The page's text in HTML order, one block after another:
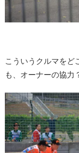
こういうクルマをど
も、オーナーの協力